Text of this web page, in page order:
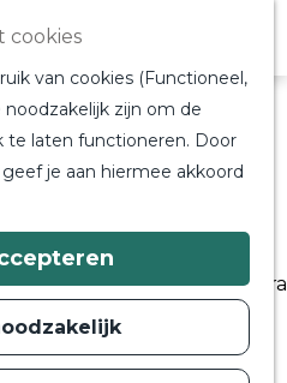
cookies
van cookies (Functioneel,
zijn om de
laten functioneren. Door
je aan hiermee akkoord
h
o
In de buurt
om de hoek
Alle blogs en vlogs
Ontmoet de bloggers
je bezoek
Toeristische Informatiecentra
Bereikbaarheid
en vlogs